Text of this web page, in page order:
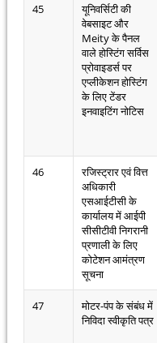
45
यूनिवर्सिटी की
वेबसाइट और
Meity के पैनल
वाले होस्टिंग सर्विस
प्रोवाइडर्स पर
एप्लीकेशन होस्टिंग
के लिए टेंडर
इनवाइटिंग नोटिस
46
रजिस्ट्रार एवं वित्त
अधिकारी
एसआईटीसी के
कार्यालय में आईपी
सीसीटीवी निगरानी
प्रणाली के लिए
कोटेशन आमंत्रण
सूचना
47
मोटर-पंप के संबंध में
निविदा स्वीकृति पत्र